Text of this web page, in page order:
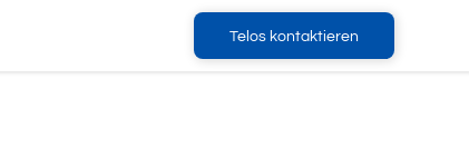
Telos kontaktieren